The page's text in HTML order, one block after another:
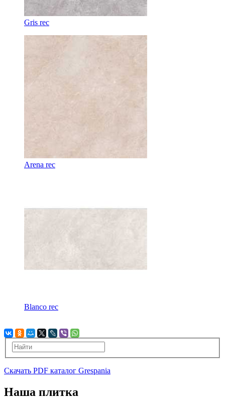
Gris rec
Arena rec
Blanco rec
Скачать PDF каталог Grespania
Наша плитка